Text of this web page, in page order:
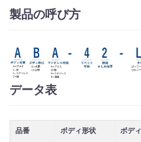
製品の呼び方
データ表
品番 ボディ形状 ボデ